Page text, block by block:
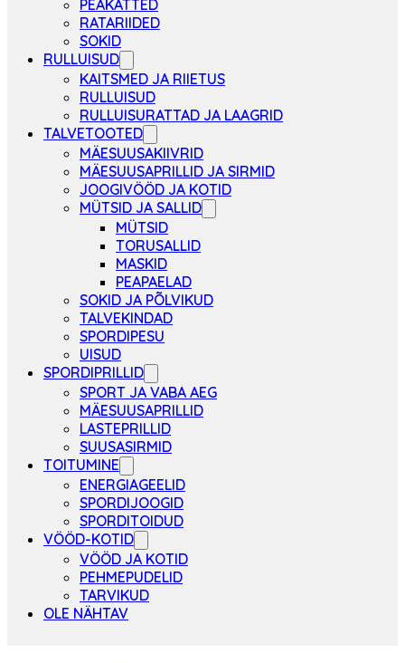
PEAKATTED
RATARIIDED
SOKID
RULLUISUD
KAITSMED JA RIIETUS
RULLUISUD
RULLUISURATTAD JA LAAGRID
TALVETOOTED
MÄESUUSAKIIVRID
MÄESUUSAPRILLID JA SIRMID
JOOGIVÖÖD JA KOTID
MÜTSID JA SALLID
MÜTSID
TORUSALLID
MASKID
PEAPAELAD
SOKID JA PÕLVIKUD
TALVEKINDAD
SPORDIPESU
UISUD
SPORDIPRILLID
SPORT JA VABA AEG
MÄESUUSAPRILLID
LASTEPRILLID
SUUSASIRMID
TOITUMINE
ENERGIAGEELID
SPORDIJOOGID
SPORDITOIDUD
VÖÖD-KOTID
VÖÖD JA KOTID
PEHMEPUDELID
TARVIKUD
OLE NÄHTAV